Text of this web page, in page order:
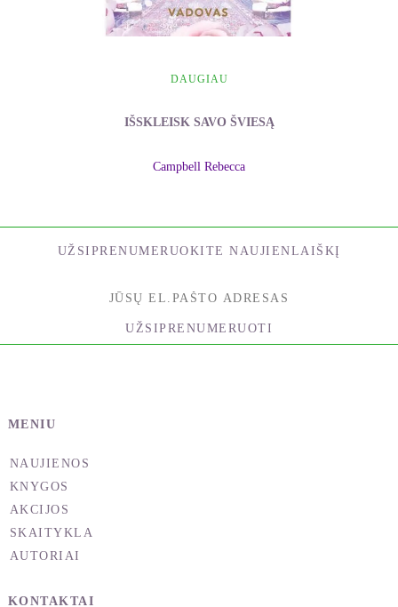
DAUGIAU
IŠSKLEISK SAVO ŠVIESĄ
Campbell Rebecca
UŽSIPRENUMERUOKITE NAUJIENLAIŠKĮ
UŽSIPRENUMERUOTI
MENIU
NAUJIENOS
KNYGOS
AKCIJOS
SKAITYKLA
AUTORIAI
KONTAKTAI